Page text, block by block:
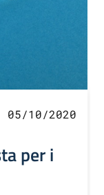
05/10/2020
per i